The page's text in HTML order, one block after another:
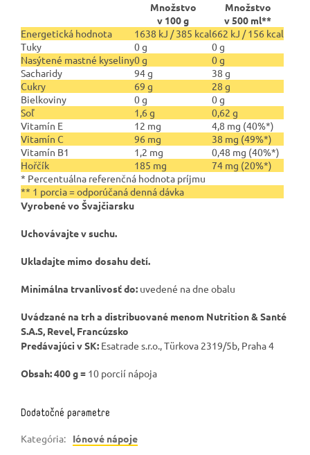
Množstvo
v 100 g
Množstvo
v 500 ml**
Energetická hodnota
1638 kJ / 385 kcal662 kJ / 156 kcal
Tuky
0 g
0 g
Nasýtené mastné kyseliny0 g
0 g
Sacharidy
94 g
38 g
Cukry
69 g
28 g
Bielkoviny
0 g
0 g
Soľ
1,6 g
0,62 g
Vitamín E
12 mg
4,8 mg (40%*)
Vitamín C
96 mg
38 mg (49%*)
Vitamín B1
1,2 mg
0,48 mg (40%*)
Hořčík
185 mg
74 mg (20%*)
* Percentuálna referenčná hodnota príjmu
** 1 porcia = odporúčaná denná dávka
Vyrobené vo Švajčiarsku
Uchovávajte v suchu.
Ukladajte mimo dosahu detí.
Minimálna trvanlivosť do: uvedené na dne obalu
Uvádzané na trh a distribuované menom Nutrition & Santé
S.A.S, Revel, Francúzsko
Predávajúci v SK: Esatrade s.r.o., Türkova 2319/5b, Praha 4
Obsah: 400 g = 10 porcií nápoja
Dodatočné parametre
Kategória: Iónové nápoje